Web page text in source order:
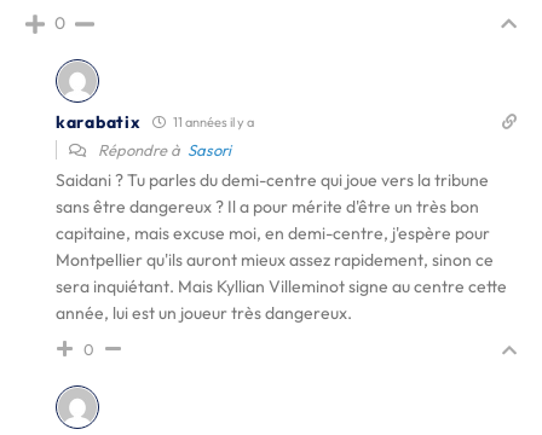
0
karabatix 11 années il y a
Répondre à Sasori
Saidani ? Tu parles du demi-centre qui joue vers la tribune
sans être dangereux ? Il a pour mérite d'être un très bon
capitaine, mais excuse moi, en demi-centre, j'espère pour
Montpellier qu'ils auront mieux assez rapidement, sinon ce
sera inquiétant. Mais Kyllian Villeminot signe au centre cette
année, lui est un joueur très dangereux.
0